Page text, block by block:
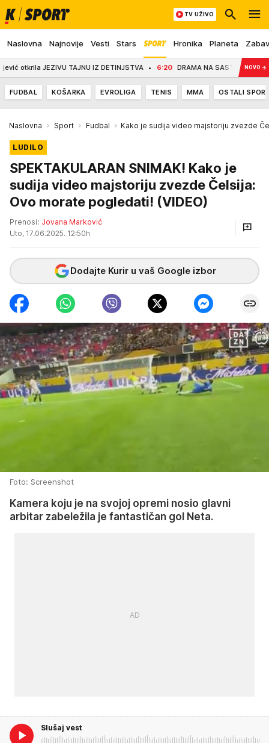
Naslovna Najnovije Vesti Stars Hronika Planeta
TV UŽIVO
JEZIVU TAJNU IZ DETINJSTVA 6:20 DRAMA NA SASTANKU, NOVO →
FUDBAL KOŠARKA EVROLIGA TENIS MMA OSTALI
Naslovna Sport Fudbal Kako je sudija video majstoriju zvezde
LUDILO
SPEKTAKULARAN SNIMAK! Kako je
sudija video majstoriju zvezde Čelsija:
Ovo morate pogledati! (VIDEO)
Prenosi: Jovana Marković
Uto, 17.06.2025. 12:50h
Dodajte Kurir u vaš Google izbor
Foto: Screenshot
Kamera koju je na svojoj opremi nosio glavni
arbitar zabeležila je fantastičan gol Neta.
Slušaj vest